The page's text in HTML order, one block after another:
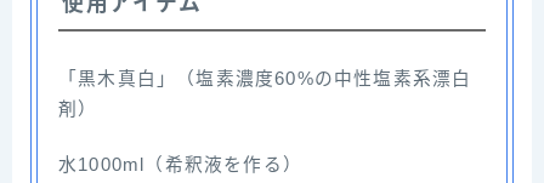
「黒木真白」（塩素濃度60%の中性塩素系漂白
剤）
水1000ml（希釈液を作る）